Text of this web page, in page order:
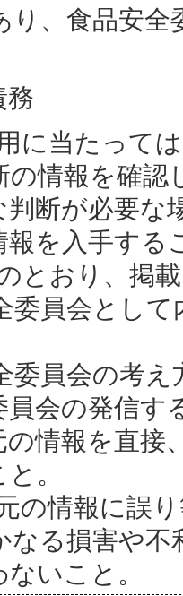
り、食品安
に当たって
の情報を確認
判断が必要
報を入手する
とおり、掲
会として
会の考え
員会の発信す
の情報を直接
。
の情報に誤
なる損害や
いこと。